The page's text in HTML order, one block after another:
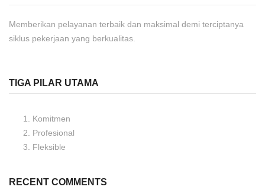
Memberikan pelayanan terbaik dan maksimal demi terciptanya
siklus pekerjaan yang berkualitas.
TIGA PILAR UTAMA
Komitmen
Profesional
Fleksible
RECENT COMMENTS